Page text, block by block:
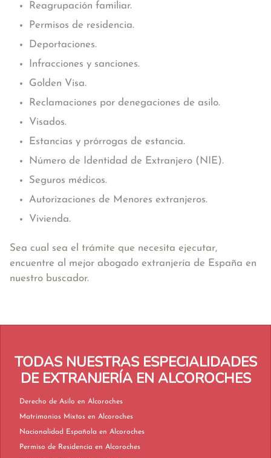
Reagrupación familiar.
Permisos de residencia.
Deportaciones.
Infracciones y sanciones.
Golden Visa.
Reclamaciones por denegaciones de asilo.
Visados.
Estancias y prórrogas de estancia.
Número de Identidad de Extranjero (NIE).
Seguros médicos.
Autorizaciones de Menores extranjeros.
Vivienda.
Sea cual sea el trámite que necesita ejecutar,
encuentre al mejor abogado extranjería de España en
nuestro buscador.
TODAS NUESTRAS ESPECIALIDADES
DE EXTRANJERÍA EN ALCOROCHES
Derecho de Asilo en Alcoroches
Matrimonios Mixtos en Alcoroches
Nacionalidad Española en Alcoroches
Permiso de Residencia en Alcoroches